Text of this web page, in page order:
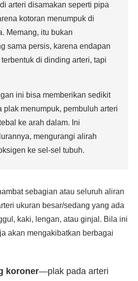
arteri disamakan seperti pipa
kotoran menumpuk di
Memang, itu bukan
sama persis, karena endapan
di dinding arteri, tapi
ini bisa memberikan sedikit
plak menumpuk, pembuluh arteri
ke arah dalam. Ini
mengurangi alirah
ke sel-sel tubuh.
sebagian atau seluruh aliran
ukuran besar/sedang yang ada
kaki, lengan, atau ginjal. Bila ini
akan mengakibatkan berbagai
koroner—plak pada arteri